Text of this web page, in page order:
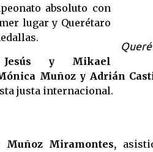
absoluto con
lugar y Querétaro
y Mikael
Muñoz y Adrián
justa internacional.
Muñoz Miramontes,